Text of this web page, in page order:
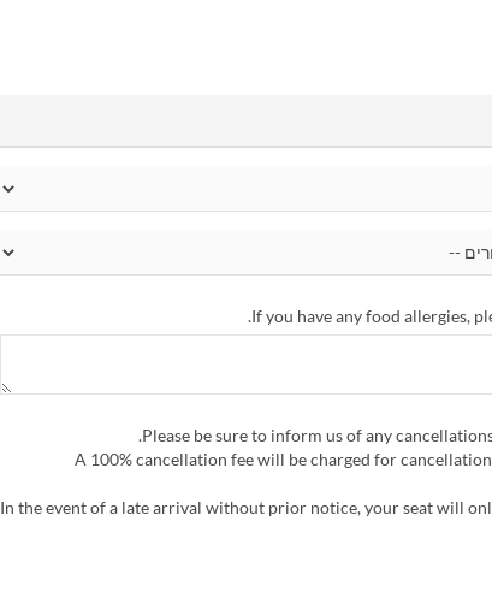
If you have any food allergies,
Please be sure to inform us of any
A 100% cancellation fee will be charged for
In the event of a late arrival without prior notice, your seat will